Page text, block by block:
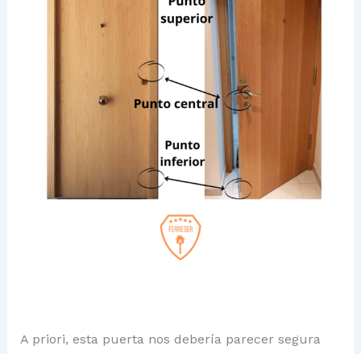
A priori, esta puerta nos debería parecer segura